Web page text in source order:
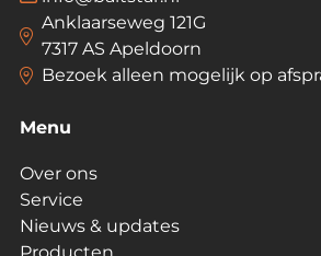
Anklaarseweg 121G
7317 AS Apeldoorn
Bezoek alleen mogelijk op
Menu
Over ons
Service
Nieuws & updates